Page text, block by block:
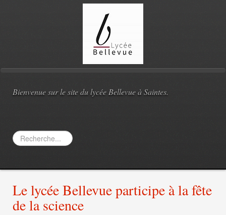
Bienvenue sur le site du lycée Bellevue à Saintes.
Rechercher
Le lycée Bellevue participe à la fête
de la science